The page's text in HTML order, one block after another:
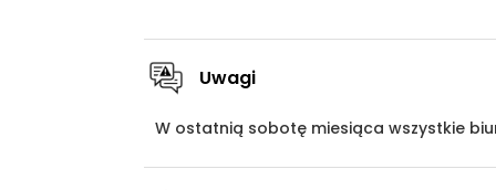
Uwagi
W ostatnią sobotę miesiąca wszystkie